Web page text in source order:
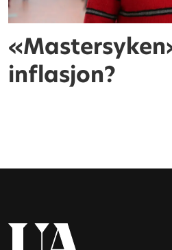
inflasjon?